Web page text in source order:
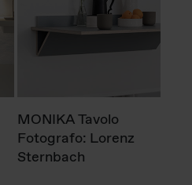
MONIKA Tavolo
Fotografo: Lorenz
Sternbach